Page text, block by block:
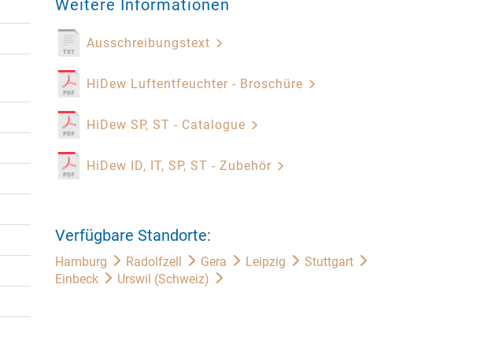
Weitere Informationen
Ausschreibungstext
HiDew Luftentfeuchter - Broschüre
HiDew SP, ST - Catalogue
HiDew ID, IT, SP, ST - Zubehör
Verfügbare Standorte:
Hamburg Radolfzell Gera Leipzig
Stuttgart
Einbeck
Urswil (Schweiz)